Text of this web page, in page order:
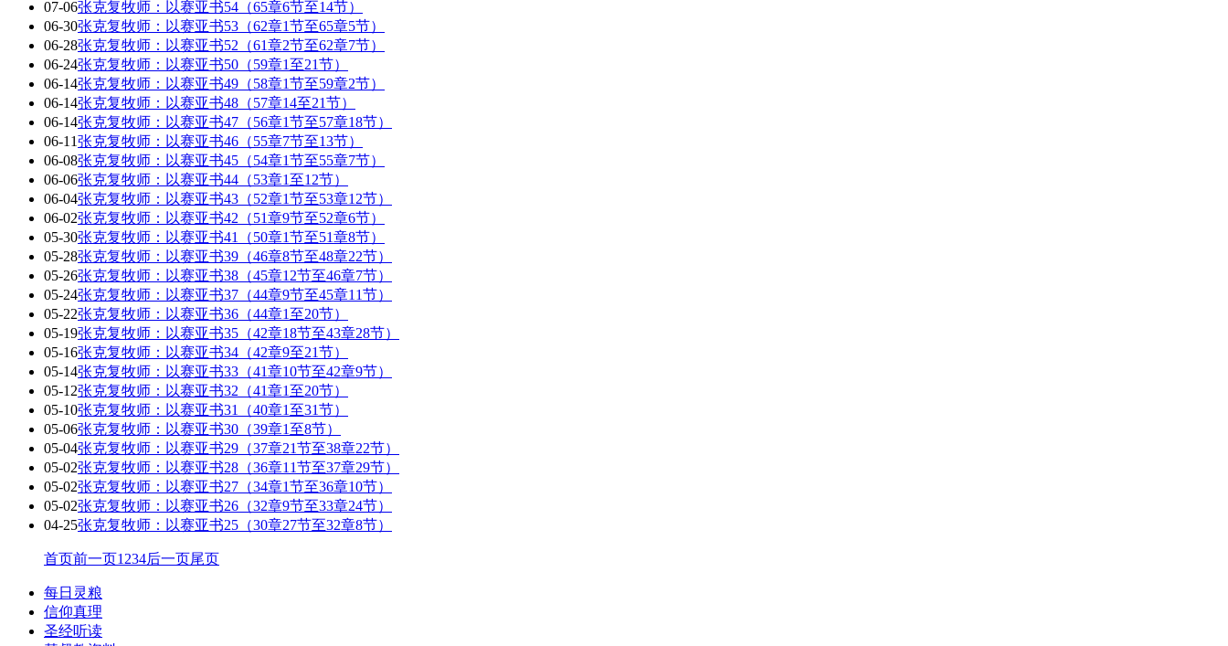
07-06张克复牧师：以赛亚书54（65章6节至14节）
06-30张克复牧师：以赛亚书53（62章1节至65章5节）
06-28张克复牧师：以赛亚书52（61章2节至62章7节）
06-24张克复牧师：以赛亚书50（59章1至21节）
06-14张克复牧师：以赛亚书49（58章1节至59章2节）
06-14张克复牧师：以赛亚书48（57章14至21节）
06-14张克复牧师：以赛亚书47（56章1节至57章18节）
06-11张克复牧师：以赛亚书46（55章7节至13节）
06-08张克复牧师：以赛亚书45（54章1节至55章7节）
06-06张克复牧师：以赛亚书44（53章1至12节）
06-04张克复牧师：以赛亚书43（52章1节至53章12节）
06-02张克复牧师：以赛亚书42（51章9节至52章6节）
05-30张克复牧师：以赛亚书41（50章1节至51章8节）
05-28张克复牧师：以赛亚书39（46章8节至48章22节）
05-26张克复牧师：以赛亚书38（45章12节至46章7节）
05-24张克复牧师：以赛亚书37（44章9节至45章11节）
05-22张克复牧师：以赛亚书36（44章1至20节）
05-19张克复牧师：以赛亚书35（42章18节至43章28节）
05-16张克复牧师：以赛亚书34（42章9至21节）
05-14张克复牧师：以赛亚书33（41章10节至42章9节）
05-12张克复牧师：以赛亚书32（41章1至20节）
05-10张克复牧师：以赛亚书31（40章1至31节）
05-06张克复牧师：以赛亚书30（39章1至8节）
05-04张克复牧师：以赛亚书29（37章21节至38章22节）
05-02张克复牧师：以赛亚书28（36章11节至37章29节）
05-02张克复牧师：以赛亚书27（34章1节至36章10节）
05-02张克复牧师：以赛亚书26（32章9节至33章24节）
04-25张克复牧师：以赛亚书25（30章27节至32章8节）
首页前一页1 234后一页尾页
每日灵粮
信仰真理
圣经听读